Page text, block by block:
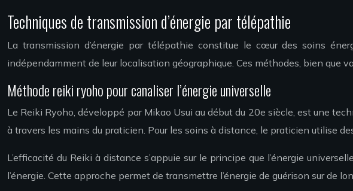
Techniques de transmission d’énergie par télépathie
La transmission d’énergie par télépathie constitue le cœur des soins
indépendamment de leur localisation géographique. Ces méthodes, bien que
Méthode reiki ryoho pour canaliser l’énergie universelle
Le Reiki Ryoho, développé par Mikao Usui au début du 20e siècle, est une
à travers les mains du praticien. Pour les soins à distance, le praticien utilise
L’efficacité du Reiki à distance s’appuie sur le principe que l’énergie
l’énergie. Cette approche permet de transmettre l’énergie de guérison sur